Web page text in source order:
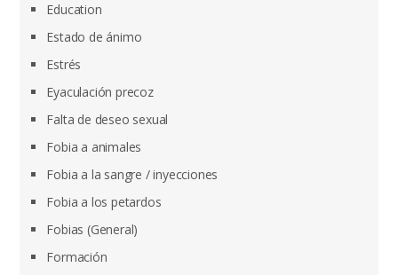
Education
Estado de ánimo
Estrés
Eyaculación precoz
Falta de deseo sexual
Fobia a animales
Fobia a la sangre / inyecciones
Fobia a los petardos
Fobias (General)
Formación